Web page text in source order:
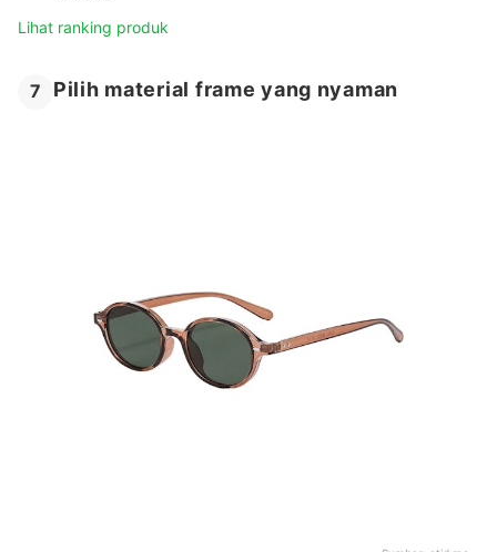
Lihat ranking produk
7 Pilih material frame yang nyaman